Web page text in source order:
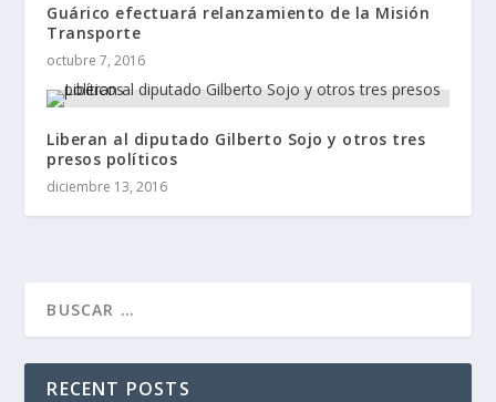
Guárico efectuará relanzamiento de la Misión
Transporte
octubre 7, 2016
Liberan al diputado Gilberto Sojo y otros tres
presos políticos
diciembre 13, 2016
RECENT POSTS